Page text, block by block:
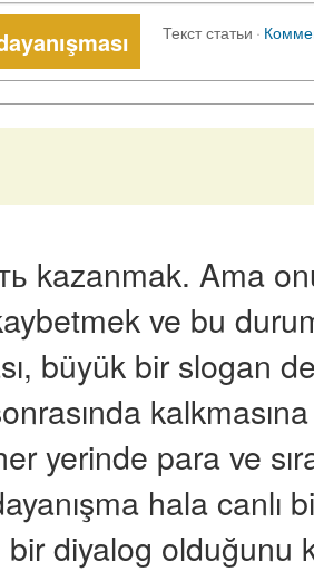
Текст статьи ·
kazanmak. Ama
ve bu
büyük bir slogan
yerinde para ve
hala canlı
bir diyalog olduğunu